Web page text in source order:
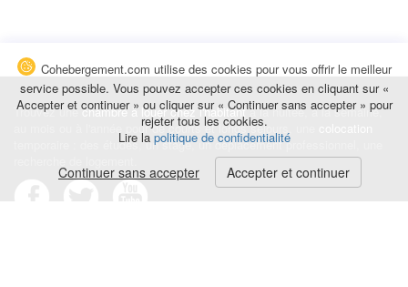
Trouvez unechambre à louer chez l'habitantà la nuitée, à la semaine,
au mois ou à l'année pour de courts et longs séjours, une
temporaire : des études, un stage, un déplacement professionnel, une
Cohebergement.com utilise des cookies pour vous offrir le meilleur
service possible. Vous pouvez accepter ces cookies en cliquant sur «
Accepter et continuer » ou cliquer sur « Continuer sans accepter » pour
rejeter tous les cookies.
Lire la politique de confidentialité
Continuer sans accepter Accepter et continuer